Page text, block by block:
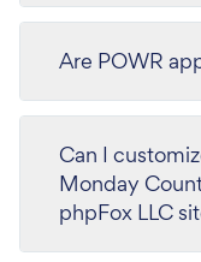
Are POWR
Can I
Monday
phpFox LLC